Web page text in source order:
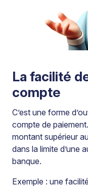
La facilité
compte
C’est une forme
compte de
montant supérieur
dans la limite d’une
banque.
Exemple : une